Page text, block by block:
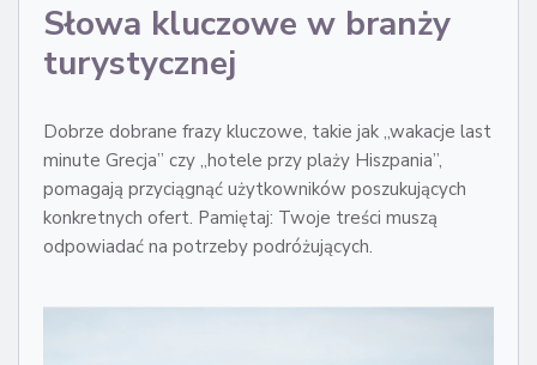
Słowa kluczowe w branży
turystycznej
Dobrze dobrane frazy kluczowe, takie jak „wakacje last
minute Grecja” czy „hotele przy plaży Hiszpania”,
pomagają przyciągnąć użytkowników poszukujących
konkretnych ofert. Pamiętaj: Twoje treści muszą
odpowiadać na potrzeby podróżujących.